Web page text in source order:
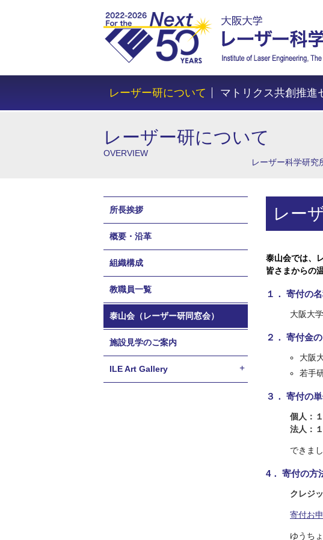
レーザー研について マトリクス共創推進
レーザー研について
OVERVIEW
レーザー科学研究
レー
泰山会では、
皆さまからの
１． 寄付の
大阪大
２． 寄付金
大阪
若手
３． 寄付の
個人：
法人：
できま
4． 寄付の方
クレジ
寄付お
ゆうち
所長挨拶
概要・沿革
組織構成
教職員一覧
泰山会（レーザー研同窓会）
施設見学のご案内
ILE Art Gallery